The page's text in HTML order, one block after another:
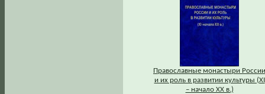
Православные монастыри России
и их роль в развитии культуры (XI
– начало XX в.)